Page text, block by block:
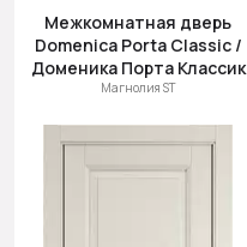
Межкомнатная дверь
Domenica Porta Classic /
Доменика Порта Классик
Магнолия ST